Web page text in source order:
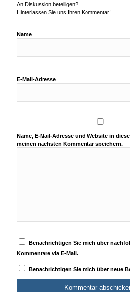
An Diskussion beteiligen?
Hinterlassen Sie uns Ihren Kommentar!
Name
E-Mail-Adresse
Name, E-Mail-Adresse und Website in
meinen nächsten Kommentar speichern.
Benachrichtigen Sie mich über
Kommentare via E-Mail.
Benachrichtigen Sie mich über neue